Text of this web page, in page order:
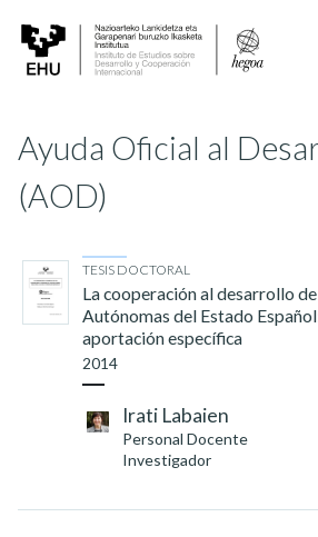
Ayuda Oficial al
(AOD)
TESIS DOCTORAL
La cooperación al desarrollo
Autónomas del Estado
aportación específica
2014
Irati Labaien
Personal Docente
Investigador